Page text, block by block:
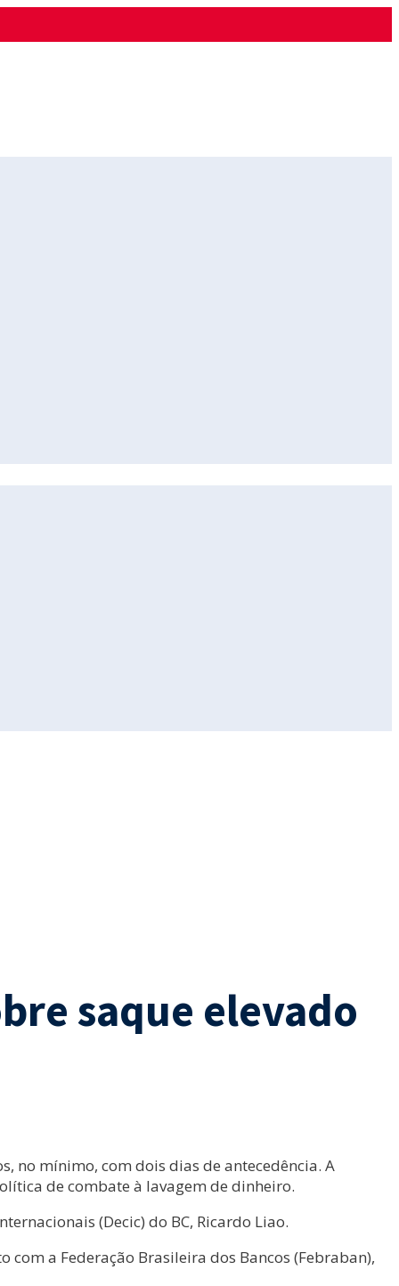
saque elevado
no mínimo, com dois dias de antecedência. A
de combate à lavagem de dinheiro.
(Decic) do BC, Ricardo Liao.
a Federação Brasileira dos Bancos (Febraban),